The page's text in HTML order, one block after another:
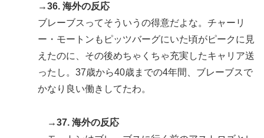
→36. 海外の反応
ブレーブスってそういうの得意だよな。チャーリ
ー・モートンもピッツバーグにいた頃がピークに見
えたのに、その後めちゃくちゃ充実したキャリア送
ったし。37歳から40歳までの4年間、ブレーブスで
かなり良い働きしてたわ。
→37. 海外の反応